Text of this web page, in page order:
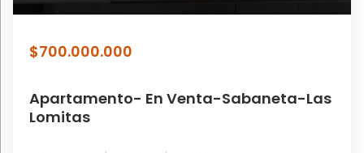
$700.000.000
Apartamento- En Venta-Sabaneta-Las
Lomitas